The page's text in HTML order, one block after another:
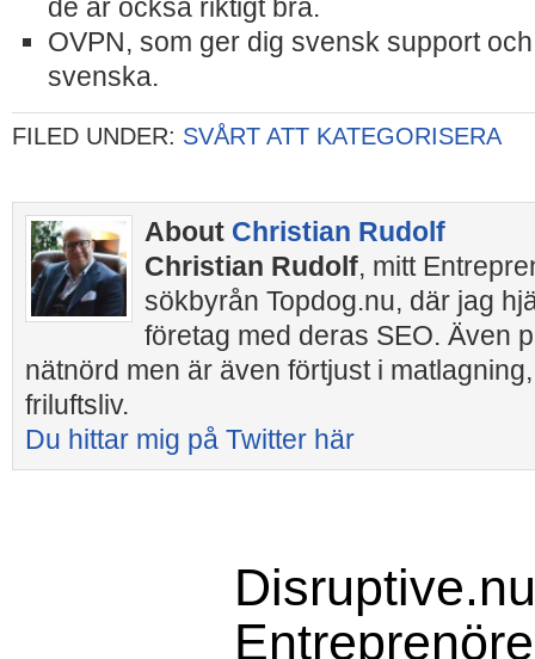
de är också riktigt bra.
OVPN, som ger dig svensk support
svenska.
FILED UNDER: SVÅRT ATT KATEGORISERA
About Christian Rudolf
Christian Rudolf, mitt
sökbyrån Topdog.nu, där jag
företag med deras SEO. Även
nätnörd men är även förtjust i
friluftsliv.
Du hittar mig på Twitter här